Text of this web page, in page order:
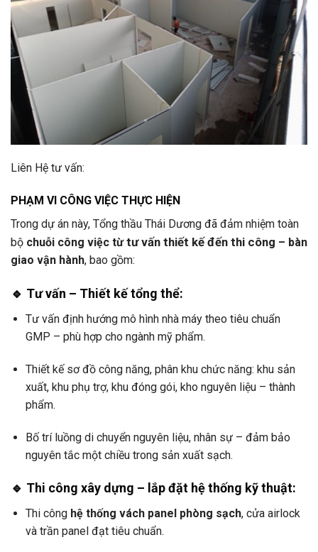
Liên Hệ tư vấn:
PHẠM VI CÔNG VIỆC THỰC HIỆN
Trong dự án này, Tổng thầu Thái Dương đã đảm nhiệm toàn
bộ chuỗi công việc từtư vấn thiết kế đến thi công – bàn
giao vận hành, bao gồm:
🔹 Tư vấn – Thiết kế tổng thể:
Tư vấn định hướng mô hình nhà máy theo tiêu chuẩn
GMP – phù hợp cho ngành mỹ phẩm.
Thiết kế sơ đồ công năng, phân khu chức năng: khu sản
xuất, khu phụ trợ, khu đóng gói, kho nguyên liệu – thành
phẩm.
Bố trí luồng di chuyển nguyên liệu, nhân sự – đảm bảo
nguyên tắc một chiều trong sản xuất sạch.
🔹 Thi công xây dựng – lắp đặt hệ thống kỹ thuật:
Thi công hệ thống vách panel phòng sạch, cửa airlock
và trần panel đạt tiêu chuẩn.